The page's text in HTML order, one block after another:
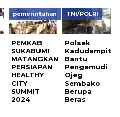
pemerintahan
PEMKAB
SUKABUMI
MATANGKAN
PERSIAPAN
HEALTHY
CITY
SUMMIT
2024
TNI/POLRI
Polsek
Kadudampit
Bantu
Pengemudi
Ojeg
Sembako
Berupa
Beras